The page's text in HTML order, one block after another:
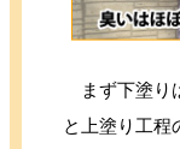
まず下塗り
と上塗り工程